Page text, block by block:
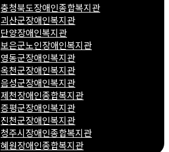
충청북도장애인종합복지관
괴산군장애인복지관
단양장애인복지관
보은군노인장애인복지관
영동군장애인복지관
옥천군장애인복지관
음성군장애인복지관
제천장애인종합복지관
증평군장애인복지관
진천군장애인복지관
청주시장애인종합복지관
혜원장애인종합복지관